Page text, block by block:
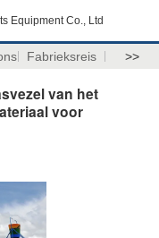
Equipment Co., Ltd
Fabrieksreis >>
van het
voor